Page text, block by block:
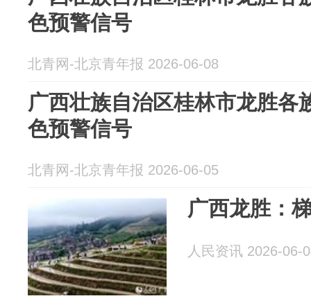
色预警信号
北青网-北京青年报 2026-06-08
广西壮族自治区桂林市龙胜各
色预警信号
北青网-北京青年报 2026-06-05
广西龙胜：
人民资讯 2026-06-